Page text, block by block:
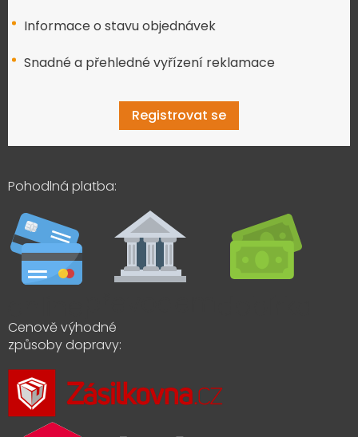
Informace o stavu objednávek
Snadné a přehledné vyřízení reklamace
Registrovat se
Pohodlná platba:
Cenově výhodné
způsoby dopravy: